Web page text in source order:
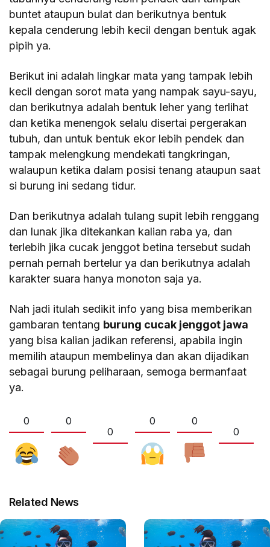
buntet ataupun bulat dan berikutnya bentuk
kepala cenderung lebih kecil dengan bentuk agak
pipih ya.
Berikut ini adalah lingkar mata yang tampak lebih
kecil dengan sorot mata yang nampak sayu-sayu,
dan berikutnya adalah bentuk leher yang terlihat
dan ketika menengok selalu disertai pergerakan
tubuh, dan untuk bentuk ekor lebih pendek dan
tampak melengkung mendekati tangkringan,
walaupun ketika dalam posisi tenang ataupun saat
si burung ini sedang tidur.
Dan berikutnya adalah tulang supit lebih renggang
dan lunak jika ditekankan kalian raba ya, dan
terlebih jika cucak jenggot betina tersebut sudah
pernah pernah bertelur ya dan berikutnya adalah
karakter suara hanya monoton saja ya.
Nah jadi itulah sedikit info yang bisa memberikan
gambaran tentang burung cucak jenggot jawa
yang bisa kalian jadikan referensi, apabila ingin
memilih ataupun membelinya dan akan dijadikan
sebagai burung peliharaan, semoga bermanfaat
ya.
0
0
0
0
0
0
Related News